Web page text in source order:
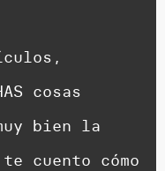
cosas
bien la
cuento cómo